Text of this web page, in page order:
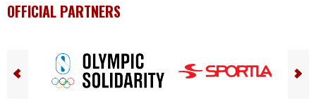
OFFICIAL PARTNERS